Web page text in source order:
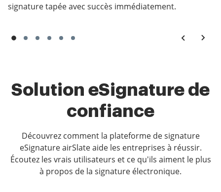
signature tapée avec succès immédiatement.
Solution eSignature de
confiance
Découvrez comment la plateforme de signature
eSignature airSlate aide les entreprises à réussir.
Écoutez les vrais utilisateurs et ce qu'ils aiment le plus
à propos de la signature électronique.